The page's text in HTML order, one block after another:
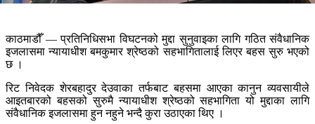
काठमाडौँ — प्रतिनिधिसभा विघटनको मुद्दा सुनुवाइका लागि गठित संवैधानिक
इजलासमा न्यायाधीश बमकुमार श्रेष्ठको सहभागितालाई लिएर बहस सुरु भएको
छ ।
रिट निवेदक शेरबहादुर देउवाका तर्फबाट बहसमा आएका कानुन व्यवसायीले
आइतबारको बहसको सुरुमै न्यायाधीश श्रेष्ठको सहभागिता यो मुद्दाका लागि
संवैधानिक इजलासमा हुन नहुने भन्दै कुरा उठाएका थिए ।